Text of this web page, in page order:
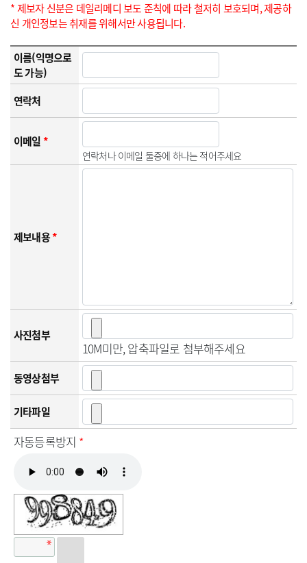
* 제보자 신분은 데일리메디 보도 준칙에 따라 철저히 보호되며, 제공하
신 개인정보는 취재를 위해서만 사용됩니다.
이름(익명으로
도 가능)
연락처
이메일*
연락처나 이메일 둘중에 하나는 적어주세요
제보내용*
사진첨부
10M미만, 압축파일로 첨부해주세요
동영상첨부
기타파일
자동등록방지 *